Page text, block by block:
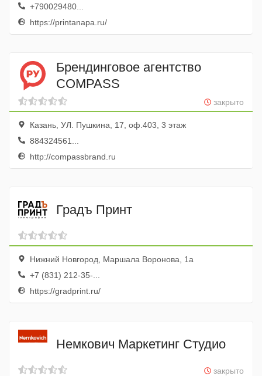
+790029480...
https://printanapa.ru/
Брендинговое агентство
COMPASS
закрыто
Казань, УЛ. Пушкина, 17, оф.403, 3 этаж
884324561...
http://compassbrand.ru
Градъ Принт
Нижний Новгород, Маршала Воронова, 1а
+7 (831) 212-35-...
https://gradprint.ru/
Немкович Маркетинг Студио
закрыто